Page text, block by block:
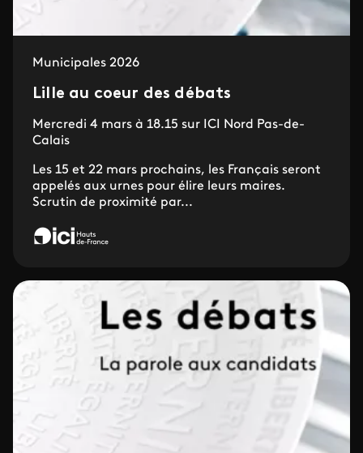
Municipales 2026
Lille au coeur des débats
Mercredi 4 mars à 18.15 sur ICI Nord Pas-de-
Calais
Les 15 et 22 mars prochains, les Français seront
appelés aux urnes pour élire leurs maires.
Scrutin de proximité par...